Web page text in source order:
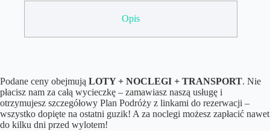
Opis
Podane ceny obejmują LOTY + NOCLEGI + TRANSPORT. Nie
płacisz nam za całą wycieczkę – zamawiasz naszą usługę i
otrzymujesz szczegółowy Plan Podróży z linkami do rezerwacji –
wszystko dopięte na ostatni guzik! A za noclegi możesz zapłacić nawet
do kilku dni przed wylotem!